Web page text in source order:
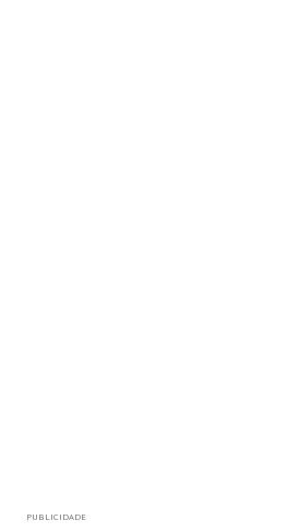
PUBLICIDADE